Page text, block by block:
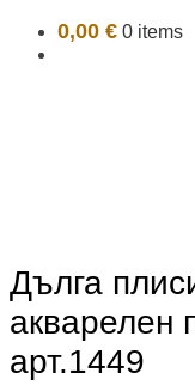
0,00 € 0 items
Дълга
акварелен
арт.1449